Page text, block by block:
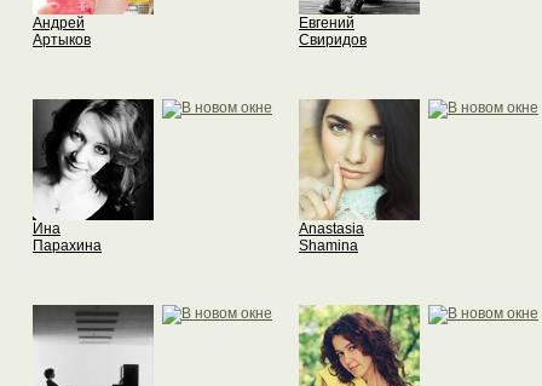
Андрей
Артыков
Евгений
Свиридов
Ина
Парахина
Anastasia
Shamina